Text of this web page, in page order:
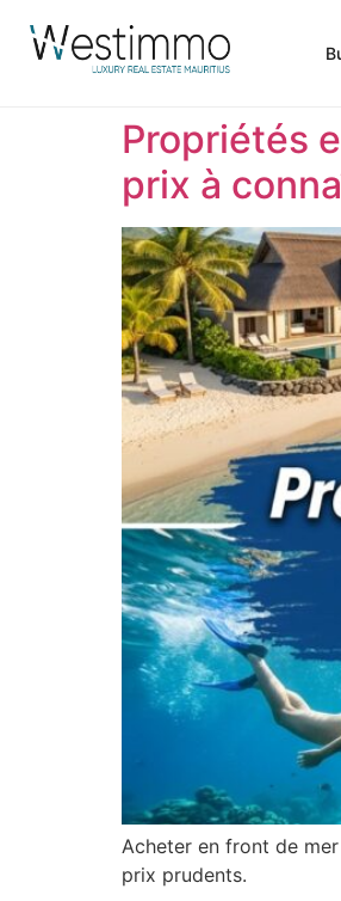
Propriétés
prix à
Acheter en front de
prix prudents.